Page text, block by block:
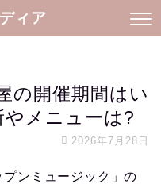
ィア
の開催期間はい
メニューは?
2026年7月28日
ンミュージック」の